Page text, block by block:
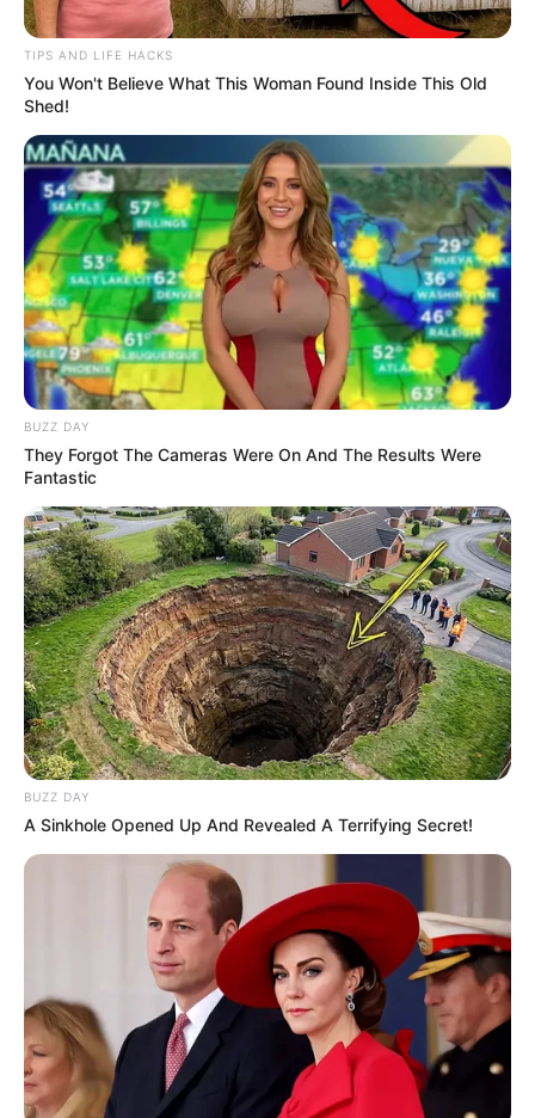
Serem! 9 Chat Ojek Online &
Pelanggan Ini Bikin Auto
Bikin Ngakak, 10 Potret
TIPS AND LIFE HACKS
You Won't Believe What This Woman Found Inside This Old
Shed!
BUZZ DAY
They Forgot The Cameras Were On And The Results Were
Fantastic
BUZZ DAY
A Sinkhole Opened Up And Revealed A Terrifying Secret!